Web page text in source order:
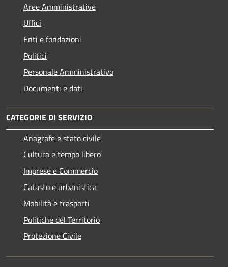
Aree Amministrative
Uffici
Enti e fondazioni
Politici
Personale Amministrativo
Documenti e dati
CATEGORIE DI SERVIZIO
Anagrafe e stato civile
Cultura e tempo libero
Imprese e Commercio
Catasto e urbanistica
Mobilità e trasporti
Politiche del Territorio
Protezione Civile